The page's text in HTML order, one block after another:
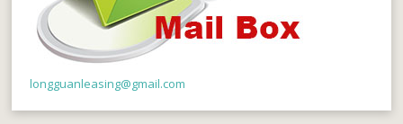
longguanleasing@gmail.com